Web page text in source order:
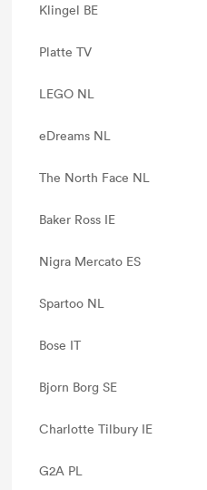
Klingel BE
Platte TV
LEGO NL
eDreams NL
The North Face NL
Baker Ross IE
Nigra Mercato ES
Spartoo NL
Bose IT
Bjorn Borg SE
Charlotte Tilbury IE
G2A PL